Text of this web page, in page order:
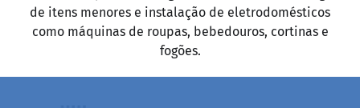
de itens menores e instalação de eletrodomésticos
como máquinas de roupas, bebedouros, cortinas e
fogões.